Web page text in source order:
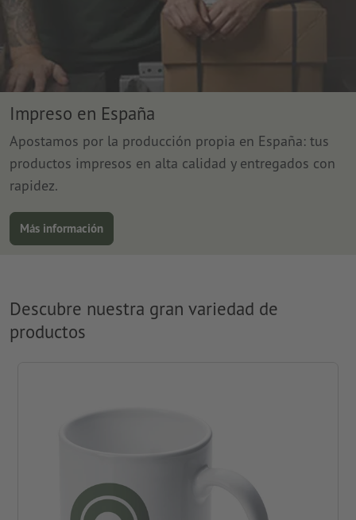
Impreso en España
Apostamos por la producción propia en España: tus
productos impresos en alta calidad y entregados con
rapidez.
Más información
Descubre nuestra gran variedad de
productos